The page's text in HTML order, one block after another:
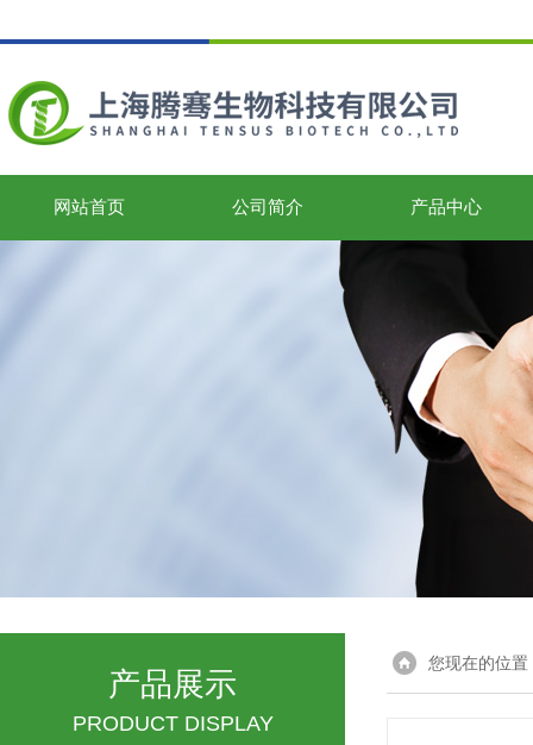
网站首页 公司简介 产品中心
产品展示
PRODUCT DISPLAY
您现在的位置